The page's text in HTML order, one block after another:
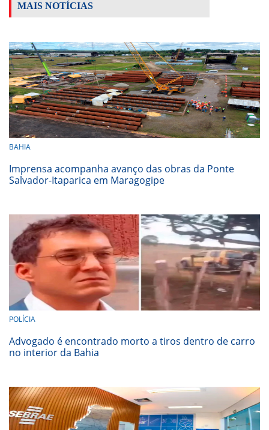
MAIS NOTÍCIAS
BAHIA
Imprensa acompanha avanço das obras da Ponte
Salvador-Itaparica em Maragogipe
POLÍCIA
Advogado é encontrado morto a tiros dentro de carro
no interior da Bahia